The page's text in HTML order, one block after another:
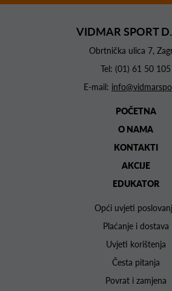
VIDMAR SPORT
Obrtnička ulica 7,
Tel: (01) 61 50 105
E-mail:
POČETNA
O NAMA
KONTAKTI
AKCIJE
EDUKATOR
Opći uvjeti
Plaćanje i dostava
Uvjeti korištenja
Česta pitanja
Povrat i zamjena